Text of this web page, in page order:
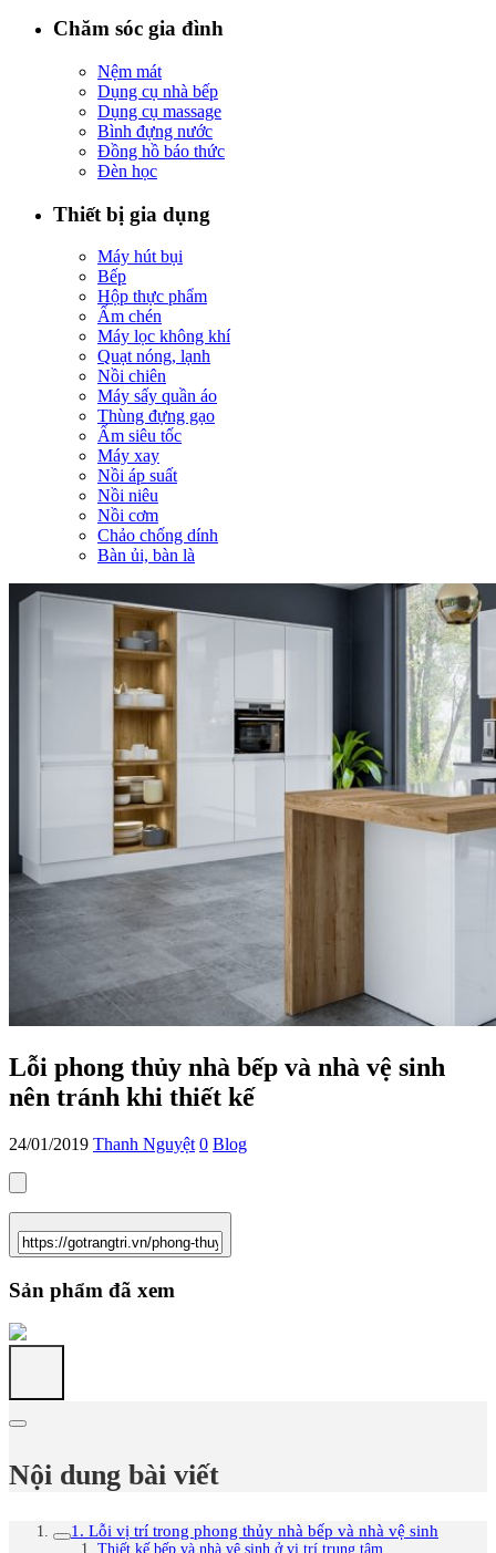
Chăm sóc gia đình
Nệm mát
Dụng cụ nhà bếp
Dụng cụ massage
Bình đựng nước
Đồng hồ báo thức
Đèn học
Thiết bị gia dụng
Máy hút bụi
Bếp
Hộp thực phẩm
Ấm chén
Máy lọc không khí
Quạt nóng, lạnh
Nồi chiên
Máy sấy quần áo
Thùng đựng gạo
Ấm siêu tốc
Máy xay
Nồi áp suất
Nồi niêu
Nồi cơm
Chảo chống dính
Bàn ủi, bàn là
Lỗi phong thủy nhà bếp và nhà vệ sinh
nên tránh khi thiết kế
24/01/2019 Thanh Nguyệt 0 Blog
Sản phẩm đã xem
Nội dung bài viết
1. Lỗi vị trí trong phong thủy nhà bếp và nhà vệ sinh
Thiết kế bếp và nhà vệ sinh ở vị trí trung tâm